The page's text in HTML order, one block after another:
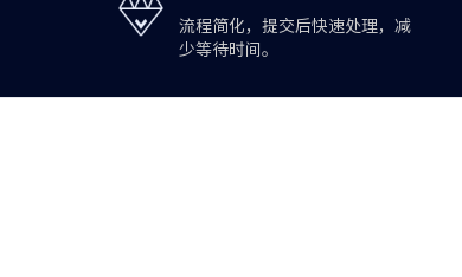
流程简化，提交后快速处理，减
少等待时间。